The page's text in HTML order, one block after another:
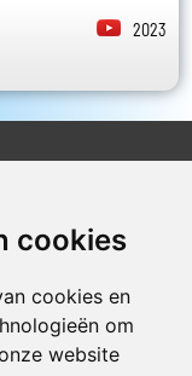
cookies
cookies en
om
website
2023